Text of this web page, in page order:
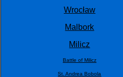
Wrocław
Malbork
Milicz
Battle of Milicz
St. Andrea Bobola